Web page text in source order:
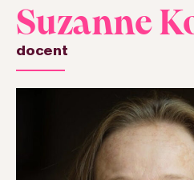
Suzanne
docent